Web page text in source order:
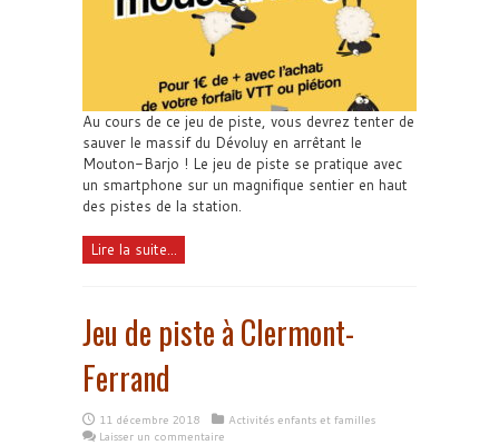
Au cours de ce jeu de piste, vous devrez tenter de
sauver le massif du Dévoluy en arrêtant le
Mouton-Barjo ! Le jeu de piste se pratique avec
un smartphone sur un magnifique sentier en haut
des pistes de la station.
Lire la suite...
Jeu de piste à Clermont-
Ferrand
11 décembre 2018
Activités enfants et familles
Laisser un commentaire